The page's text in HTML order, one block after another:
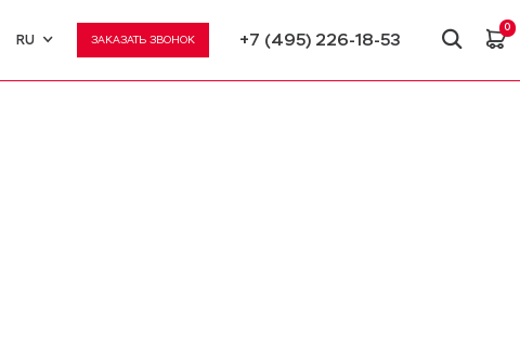
RU
RU
ЗАКАЗАТЬ ЗВОНОК +7 (495) 226-18-53
0